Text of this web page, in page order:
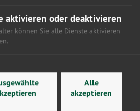
aktivieren oder deaktivieren
können Sie alle Dienste aktivieren
Alle
akzeptieren